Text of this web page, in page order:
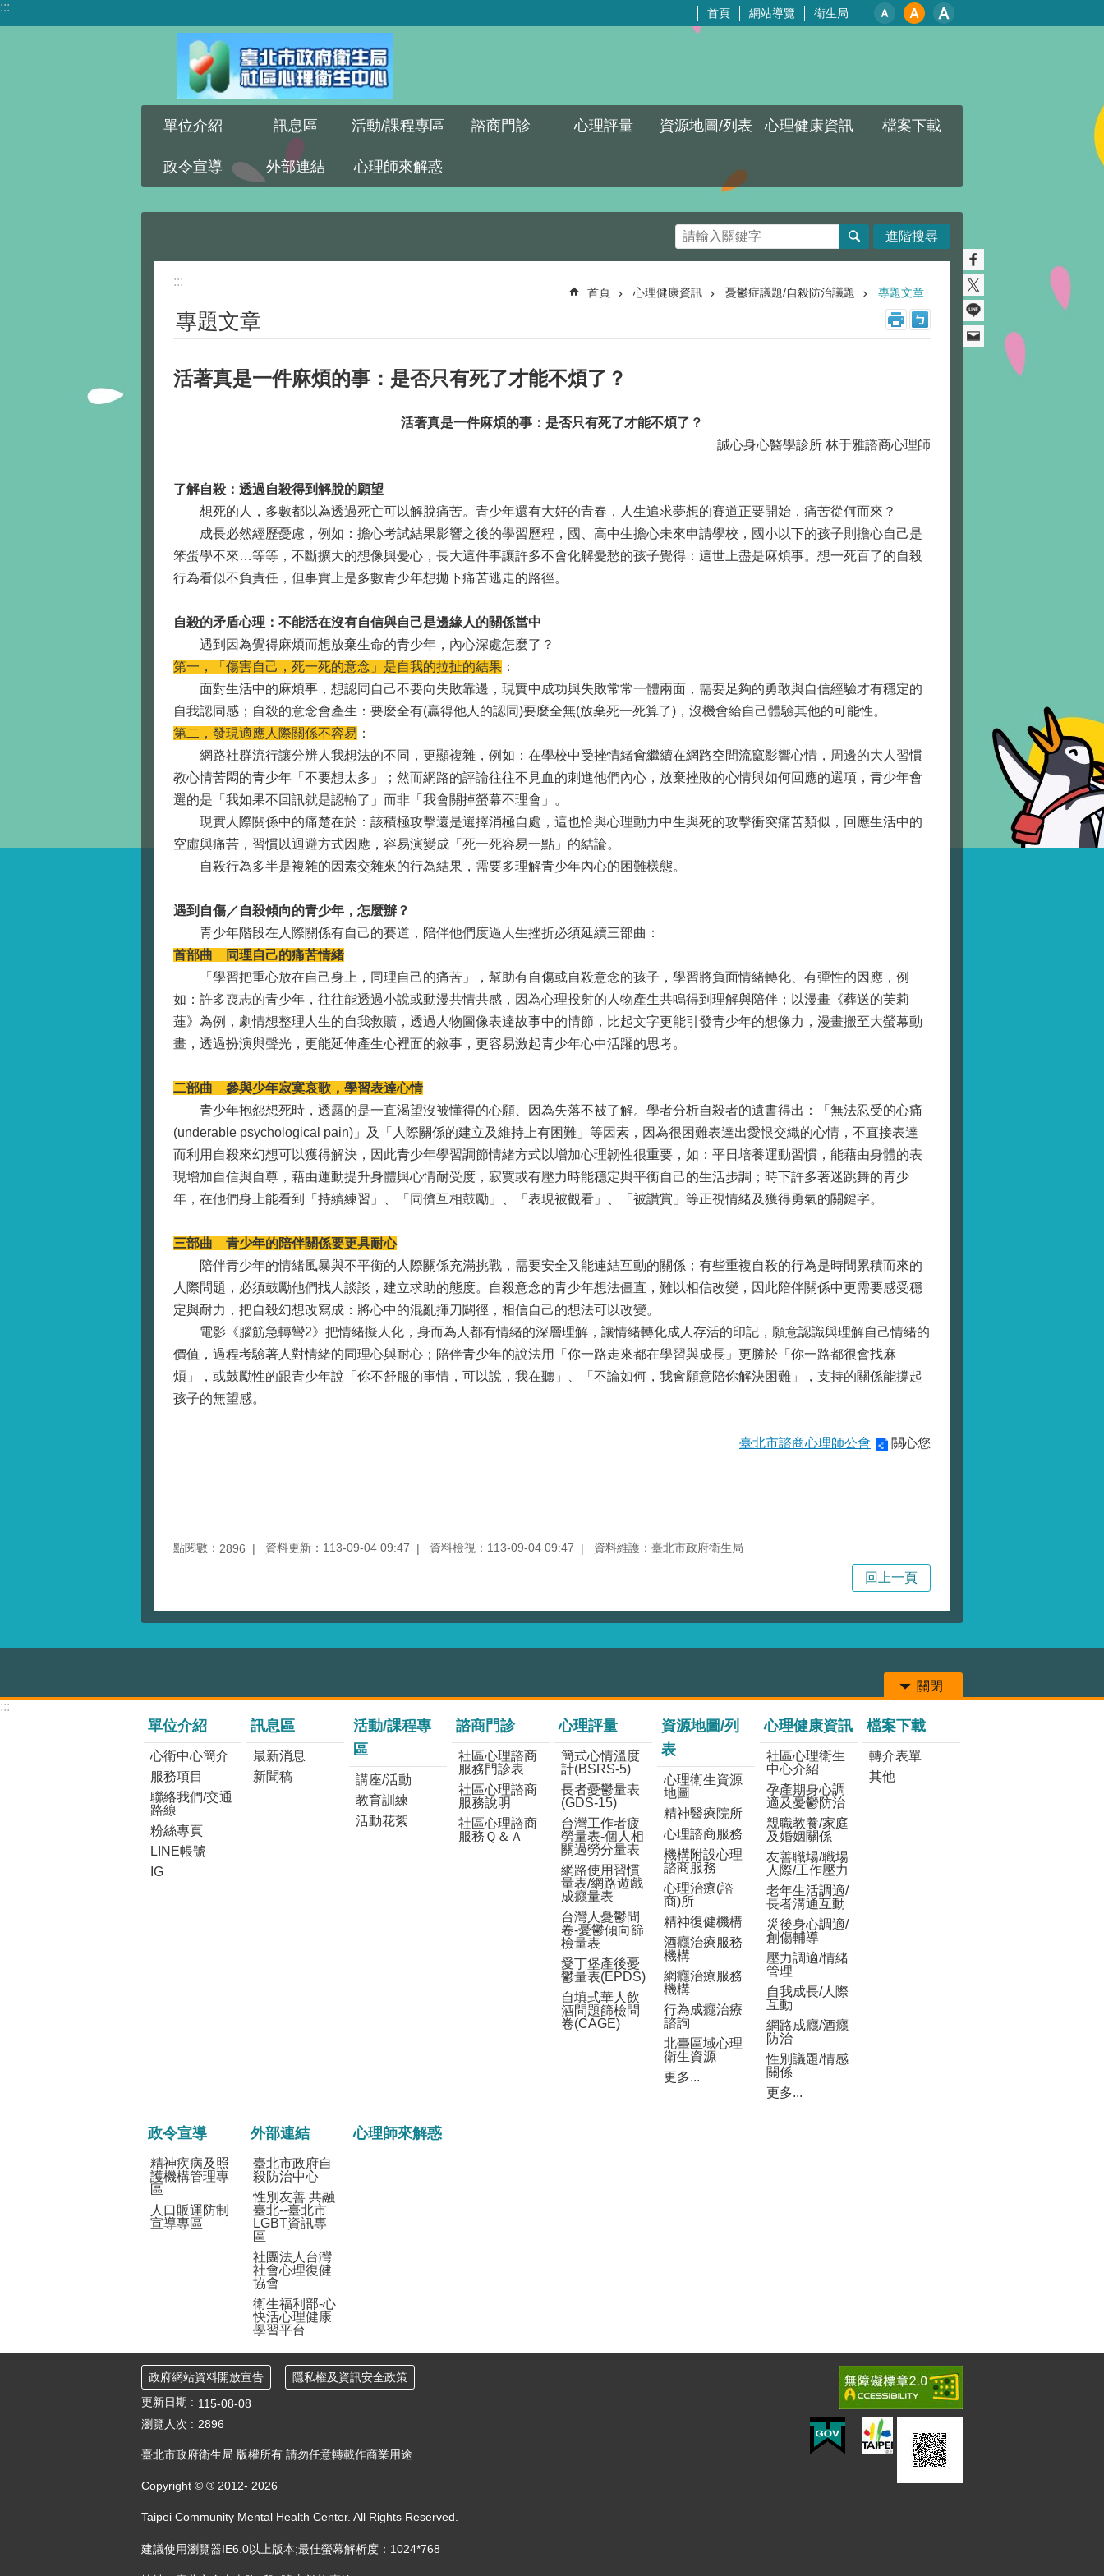
跳到主要內容區塊
::: 首頁 網站導覽 衛生局
單位介紹 訊息區 活動/課程專區 諮商門診 心理評量 資源地圖/列表 心理健康資訊 檔案下載
政令宣導 外部連結 心理師來解惑
進階搜尋
:::
首頁 心理健康資訊 憂鬱症議題/自殺防治議題 專題文章
專題文章
活著真是一件麻煩的事：是否只有死了才能不煩了？
活著真是一件麻煩的事 ： 是否只有死了才能不煩了？
誠心身心醫學診所 林于雅諮商心理師
了解自殺：透過自殺得到解脫的願望
想死的人，多數都以為透過死亡可以解脫痛苦。青少年還有大好的青春，人生追求夢想的賽道正要開始，痛苦從何而來？
成長必然經歷憂慮，例如：擔心考試結果影響之後的學習歷程，國、高中生擔心未來申請學校，國小以下的孩子則擔心自己是
笨蛋學不來…等等，不斷擴大的想像與憂心，長大這件事讓許多不會化解憂愁的孩子覺得：這世上盡是麻煩事。想一死百了的自殺
行為看似不負責任，但事實上是多數青少年想拋下痛苦逃走的路徑。
自殺的矛盾心理：不能活在沒有自信與自己是邊緣人的關係當中
遇到因為覺得麻煩而想放棄生命的青少年，內心深處怎麼了？
第一，「傷害自己，死一死的意念」是自我的拉扯的結果 ：
面對生活中的麻煩事，想認同自己不要向失敗靠邊，現實中成功與失敗常常一體兩面，需要足夠的勇敢與自信經驗才有穩定的
自我認同感；自殺的意念會產生：要麼全有(贏得他人的認同)要麼全無(放棄死一死算了)，沒機會給自己體驗其他的可能性。
第二，發現適應人際關係不容易 ：
網路社群流行讓分辨人我想法的不同，更顯複雜，例如：在學校中受挫情緒會繼續在網路空間流竄影響心情，周邊的大人習慣
教心情苦悶的青少年「不要想太多」；然而網路的評論往往不見血的刺進他們內心，放棄挫敗的心情與如何回應的選項，青少年會
選的是「我如果不回訊就是認輸了」而非「我會關掉螢幕不理會」。
現實人際關係中的痛楚在於：該積極攻擊還是選擇消極自處，這也恰與心理動力中生與死的攻擊衝突痛苦類似，回應生活中的
空虛與痛苦，習慣以迴避方式因應，容易演變成「死一死容易一點」的結論。
自殺行為多半是複雜的因素交雜來的行為結果，需要多理解青少年內心的困難樣態。
遇到自傷／自殺傾向的青少年，怎麼辦？
青少年階段在人際關係有自己的賽道，陪伴他們度過人生挫折必須延續三部曲：
首部曲 同理自己的痛苦情緒
「學習把重心放在自己身上，同理自己的痛苦」，幫助有自傷或自殺意念的孩子，學習將負面情緒轉化、有彈性的因應，例
如：許多喪志的青少年，往往能透過小說或動漫共情共感，因為心理投射的人物產生共鳴得到理解與陪伴；以漫畫《葬送的芙莉
蓮》為例，劇情想整理人生的自我救贖，透過人物圖像表達故事中的情節，比起文字更能引發青少年的想像力，漫畫搬至大螢幕動
畫，透過扮演與聲光，更能延伸產生心裡面的敘事，更容易激起青少年心中活躍的思考。
二部曲 參與少年寂寞哀歌，學習表達心情
青少年抱怨想死時，透露的是一直渴望沒被懂得的心願、因為失落不被了解。學者分析自殺者的遺書得出：「無法忍受的心痛
(underable psychological pain)」及「人際關係的建立及維持上有困難」等因素，因為很困難表達出愛恨交織的心情，不直接表達
而利用自殺來幻想可以獲得解決，因此青少年學習調節情緒方式以增加心理韌性很重要，如：平日培養運動習慣，能藉由身體的表
現增加自信與自尊，藉由運動提升身體與心情耐受度，寂寞或有壓力時能穩定與平衡自己的生活步調；時下許多著迷跳舞的青少
年，在他們身上能看到「持續練習」、「同儕互相鼓勵」、「表現被觀看」、「被讚賞」等正視情緒及獲得勇氣的關鍵字。
三部曲 青少年的陪伴關係要更具耐心
陪伴青少年的情緒風暴與不平衡的人際關係充滿挑戰，需要安全又能連結互動的關係；有些重複自殺的行為是時間累積而來的
人際問題，必須鼓勵他們找人談談，建立求助的態度。自殺意念的青少年想法僵直，難以相信改變，因此陪伴關係中更需要感受穩
定與耐力，把自殺幻想改寫成：將心中的混亂揮刀闢徑，相信自己的想法可以改變。
電影《腦筋急轉彎2》把情緒擬人化，身而為人都有情緒的深層理解，讓情緒轉化成人存活的印記，願意認識與理解自己情緒的
價值，過程考驗著人對情緒的同理心與耐心；陪伴青少年的說法用「你一路走來都在學習與成長」更勝於「你一路都很會找麻
煩」，或鼓勵性的跟青少年說「你不舒服的事情，可以說，我在聽」、「不論如何，我會願意陪你解決困難」，支持的關係能撐起
孩子的無望感。
臺北市諮商心理師公會 關心您
點閱數： 2896 資料更新：113-09-04 09:47 資料檢視：113-09-04 09:47 資料維護：臺北市政府衛生局
回上一頁
關閉
:::
單位介紹
心衛中心簡介
服務項目
聯絡我們/交通
路線
粉絲專頁
LINE帳號
IG
訊息區
最新消息
新聞稿
活動/課程專
區
講座/活動
教育訓練
活動花絮
諮商門診
社區心理諮商
服務門診表
社區心理諮商
服務說明
社區心理諮商
服務Ｑ＆Ａ
心理評量
簡式心情溫度
計(BSRS-5)
長者憂鬱量表
(GDS-15)
台灣工作者疲
勞量表-個人相
關過勞分量表
網路使用習慣
量表/網路遊戲
成癮量表
台灣人憂鬱問
卷-憂鬱傾向篩
檢量表
愛丁堡產後憂
鬱量表(EPDS)
自填式華人飲
酒問題篩檢問
卷(CAGE)
資源地圖/列
表
心理衛生資源
地圖
精神醫療院所
心理諮商服務
機構附設心理
諮商服務
心理治療(諮
商)所
精神復健機構
酒癮治療服務
機構
網癮治療服務
機構
行為成癮治療
諮詢
北臺區域心理
衛生資源
更多...
心理健康資訊
社區心理衛生
中心介紹
孕產期身心調
適及憂鬱防治
親職教養/家庭
及婚姻關係
友善職場/職場
人際/工作壓力
老年生活調適/
長者溝通互動
災後身心調適/
創傷輔導
壓力調適/情緒
管理
自我成長/人際
互動
網路成癮/酒癮
防治
性別議題/情感
關係
更多...
檔案下載
轉介表單
其他
政令宣導
精神疾病及照
護機構管理專
區
人口販運防制
宣導專區
外部連結
臺北市政府自
殺防治中心
性別友善 共融
臺北--臺北市
LGBT資訊專
區
社團法人台灣
社會心理復健
協會
衛生福利部-心
快活心理健康
學習平台
心理師來解惑
政府網站資料開放宣告
隱私權及資訊安全政策
更新日期
115-08-08
瀏覽人次
2896
臺北市政府衛生局 版權所有 請勿任意轉載作商業用途
Copyright © ® 2012- 2026
Taipei Community Mental Health Center. All Rights Reserved.
建議使用瀏覽器IE6.0以上版本;最佳螢幕解析度：1024*768